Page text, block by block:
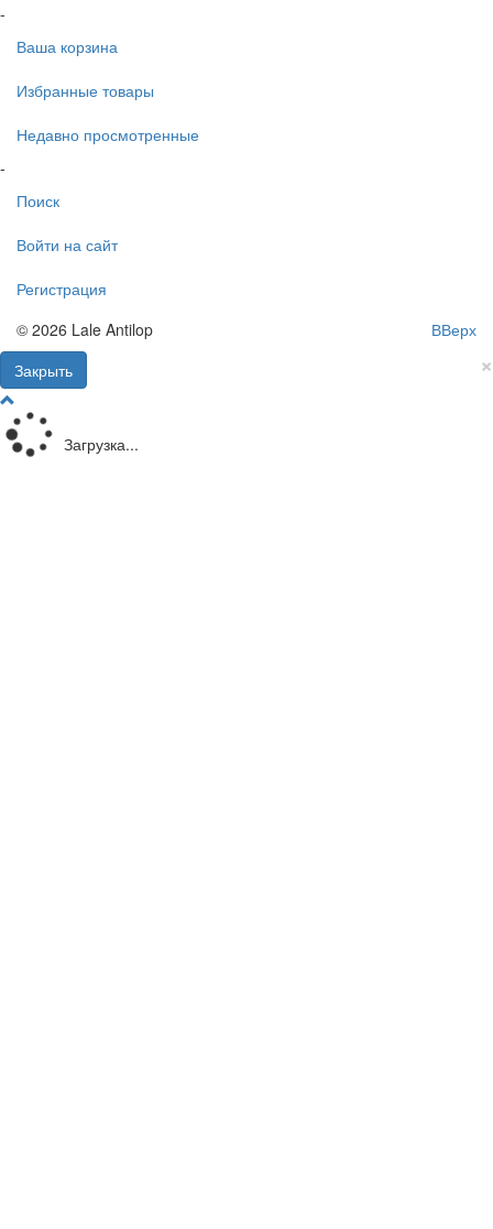
-
Ваша корзина
Избранные товары
Недавно просмотренные
-
Поиск
Войти на сайт
Регистрация
ВВерх
© 2026 Lale Antilop
×
Закрыть
Загрузка...